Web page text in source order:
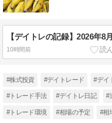
【デイトレの記録】2026年8
10時間前
#株式投資 #デイトレード #デイ
#トレード手法 #デイトレ日記 #
#トレード環境 #相場の予定 #相